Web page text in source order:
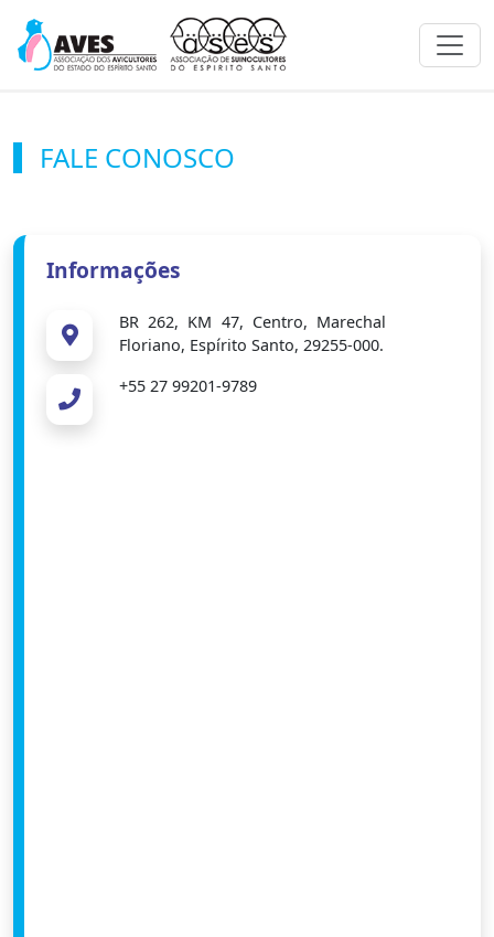
FALE CONOSCO
Informações
BR 262, KM 47, Centro, Marechal
Floriano, Espírito Santo, 29255-000.
+55 27 99201-9789